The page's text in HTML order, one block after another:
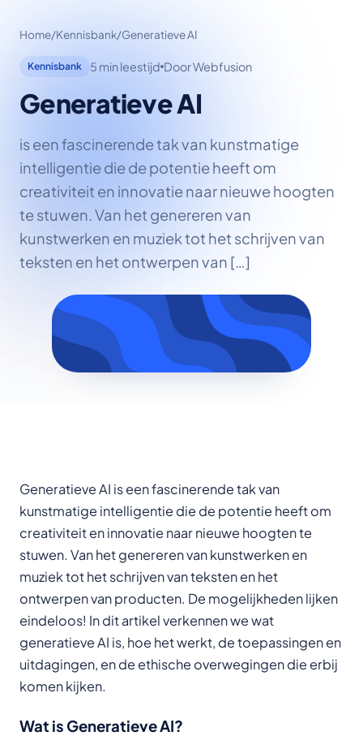
Home/Kennisbank/Generatieve AI
Kennisbank 5 min leestijd Door Webfusion
Generatieve AI
is een fascinerende tak van kunstmatige
intelligentie die de potentie heeft om
creativiteit en innovatie naar nieuwe hoogten
te stuwen. Van het genereren van
kunstwerken en muziek tot het schrijven van
teksten en het ontwerpen van […]
Generatieve AI is een fascinerende tak van
kunstmatige intelligentie die de potentie heeft om
creativiteit en innovatie naar nieuwe hoogten te
stuwen. Van het genereren van kunstwerken en
muziek tot het schrijven van teksten en het
ontwerpen van producten. De mogelijkheden lijken
eindeloos! In dit artikel verkennen we wat
generatieve AI is, hoe het werkt, de toepassingen en
uitdagingen, en de ethische overwegingen die erbij
komen kijken.
Wat is Generatieve AI?